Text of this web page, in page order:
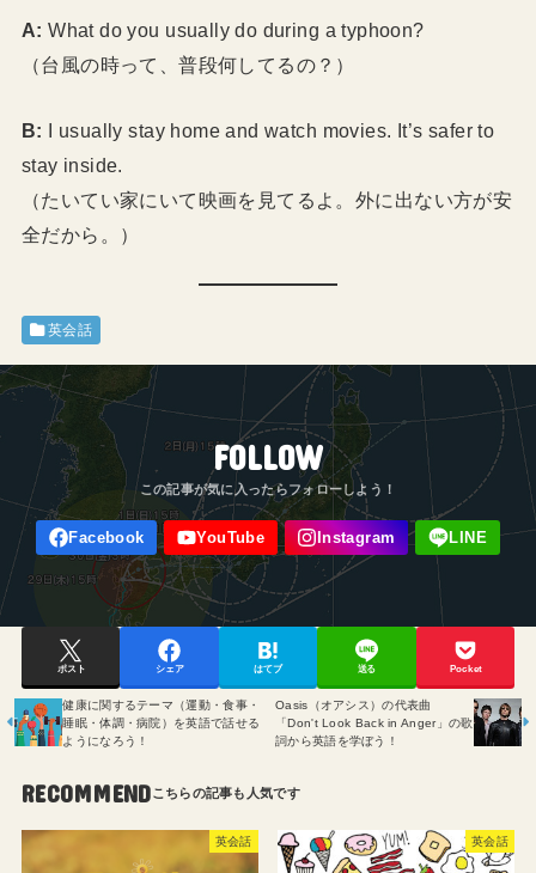
A: What do you usually do during a typhoon?
（台風の時って、普段何してるの？）
B: I usually stay home and watch movies. It’s safer to
stay inside.
（たいてい家にいて映画を見てるよ。外に出ない方が安
全だから。）
英会話
FOLLOW
ポスト シェア はてブ 送る Pocket
健康に関するテーマ（運動・食事・
睡眠・体調・病院）を英語で話せる
ようになろう！
Oasis（オアシス）の代表曲
「Don't Look Back in Anger」の歌
詞から英語を学ぼう！
RECOMMEND
英会話 英会話